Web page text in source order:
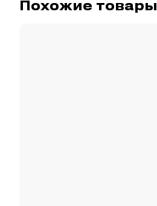
Похожие товары